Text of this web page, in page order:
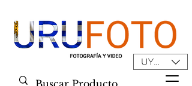
UYU ($U)